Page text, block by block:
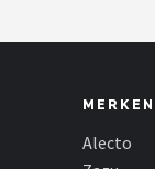
MERKEN
Alecto